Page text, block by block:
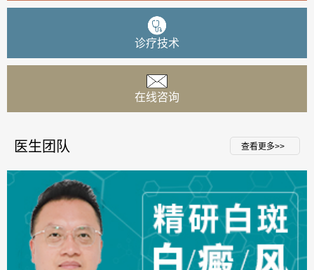
诊疗技术
在线咨询
医生团队 查看更多>>